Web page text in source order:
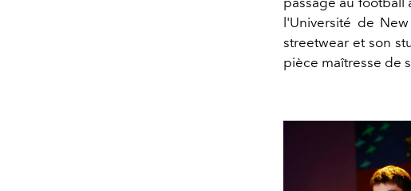
l'Université de
streetwear et son
pièce maîtresse de